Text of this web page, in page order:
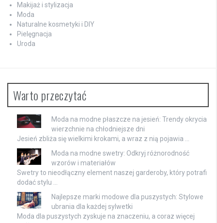
Makijaż i stylizacja
Moda
Naturalne kosmetyki i DIY
Pielęgnacja
Uroda
Warto przeczytać
Moda na modne płaszcze na jesień: Trendy okrycia
wierzchnie na chłodniejsze dni
Jesień zbliża się wielkimi krokami, a wraz z nią pojawia …
Moda na modne swetry: Odkryj różnorodność
wzorów i materiałów
Swetry to nieodłączny element naszej garderoby, który potrafi
dodać stylu …
Najlepsze marki modowe dla puszystych: Stylowe
ubrania dla każdej sylwetki
Moda dla puszystych zyskuje na znaczeniu, a coraz więcej